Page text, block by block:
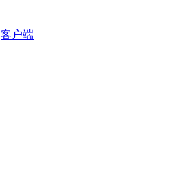
客户端